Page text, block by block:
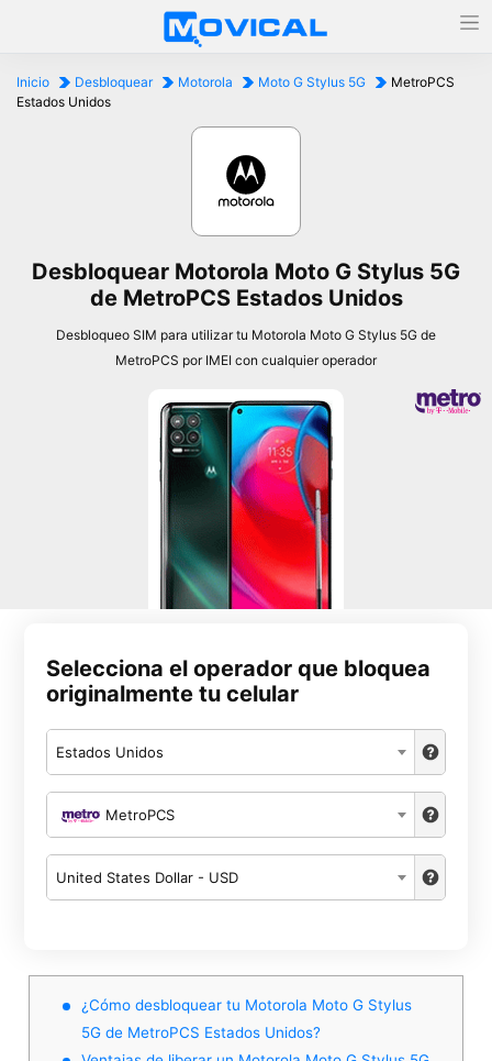
Inicio Desbloquear Motorola Moto G Stylus 5G
MetroPCS
Estados Unidos
Desbloquear Motorola Moto G Stylus 5G
de MetroPCS Estados Unidos
Desbloqueo SIM para utilizar tu Motorola Moto G Stylus 5G de
MetroPCS por IMEI con cualquier operador
Selecciona el operador que bloquea
originalmente tu celular
Estados Unidos
MetroPCS
United States Dollar - USD
¿Cómo desbloquear tu Motorola Moto G Stylus
5G de MetroPCS Estados Unidos?